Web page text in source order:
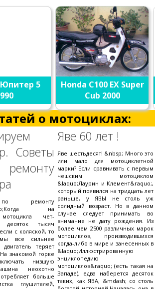
5
Honda C100 EX Super
Cub 2000
о мотоциклах:
Советы
ремонту
на
чет-
десяток тысяч
с коляской, то
все сильнее
теряет
знакомой горке
низшую
неохотно
больше
глушителей,
Яве 60 лет !
Яве шестьдесят! &nbsp; Много это
или мало для мотоциклетной
марки? Если сравнивать с первым
чешским мотоциклом
&laquo;Лаурин и Клемент&raquo;,
который появился на тридцать лет
раньше, у ЯВЫ не столь уж
солидный возраст. Но в данном
случае следует принимать во
внимание не дату рождения. Из
более чем 2500 различных марок
мотоциклов, производившихся
когда-либо в мире и занесенных в
&laquo;Иллюстрированную
энциклопедию
мотоциклов&raquo; (есть такая на
Западе), едва наберется десяток
таких, как ЯВА, &mdash; со столь